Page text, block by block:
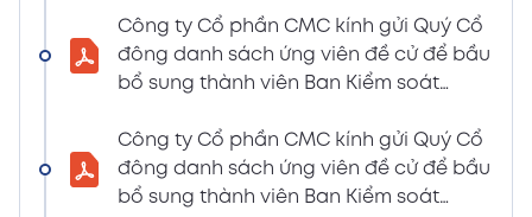
LIỆU HỌP ĐHĐCĐ THƯỜNG NIÊN NĂM 2024
(Tờ trình miễn nhiệm và bầu bổ sung TV –
6:07 PM
THÔNG BÁO MỜI HỌP VÀ ĐƯỜNG DẪN TÀI
LIỆU HỌP ĐHĐCĐ THƯỜNG NIÊN NĂM 2024
Công ty Cổ phần CMC kính gửi Quý Cổ
đông danh sách ứng viên đề cử để bầu
bổ sung thành viên Ban Kiểm soát
Huyền)
Công ty Cổ phần CMC kính gửi Quý Cổ
đông danh sách ứng viên đề cử để bầu
bổ sung thành viên Ban Kiểm soát